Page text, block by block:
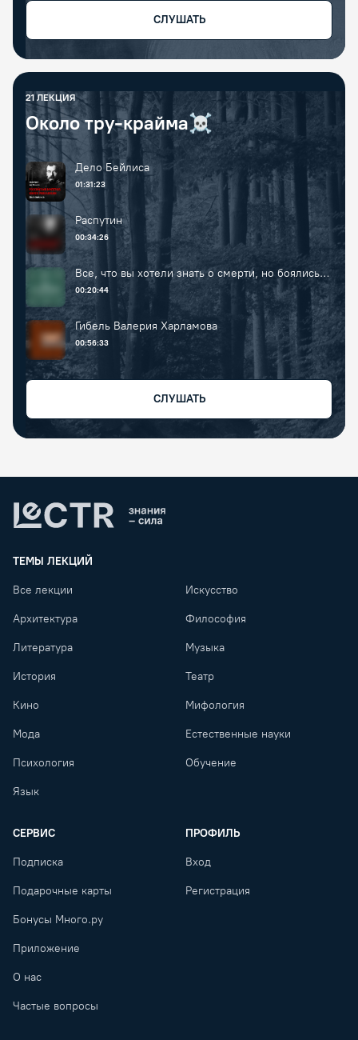
СЛУШАТЬ
21 ЛЕКЦИЯ
Около тру-крайма☠️
Дело Бейлиса
01:31:23
Распутин
00:34:26
Все, что вы хотели знать о смерти, но боялись
спросить
00:20:44
Гибель Валерия Харламова
00:56:33
СЛУШАТЬ
ТЕМЫ ЛЕКЦИЙ
Все лекции Искусство
Архитектура Философия
Литература Музыка
История Театр
Кино Мифология
Мода Естественные науки
Психология Обучение
Язык
СЕРВИС
Подписка
Подарочные карты
Бонусы Много.ру
Приложение
О нас
Частые вопросы
ПРОФИЛЬ
Вход
Регистрация